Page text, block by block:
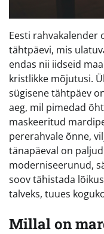
Eesti rahvakalender
tähtpäevi, mis
endas nii iidseid
kristlikke mõjutusi.
sügisene tähtpäev
aeg, mil pimedad
maskeeritud
pererahvale õnne,
tänapäeval on
moderniseerunud,
soov tähistada
talveks, tuues
Millal on